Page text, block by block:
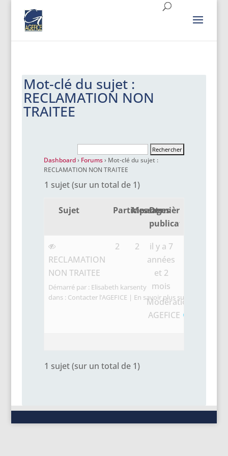
Mot-clé du sujet :
RECLAMATION NON
TRAITEE
Dashboard› Forums› Mot-clé du sujet :
RECLAMATION NON TRAITEE
1 sujet (sur un total de 1)
Sujet Participants
Messages
Dernière
publication
RECLAMATION
NON TRAITEE
Démarré par : Elisabeth karsenty
dans : Contacter l’AGEFICE | En savoir plus sur les
2 2
il y a 7
années
et 2
mois
Modération
AGEFICE
1 sujet (sur un total de 1)